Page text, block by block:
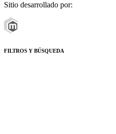
Sitio desarrollado por:
FILTROS Y BÚSQUEDA